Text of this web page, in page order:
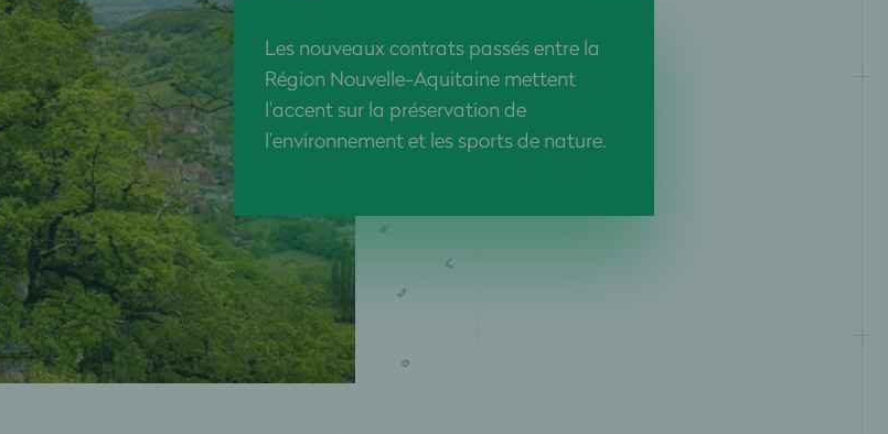
Les nouveaux contrats passés entre la
Région Nouvelle-Aquitaine mettent
l’accent sur la préservation de
l’environnement et les sports de nature.